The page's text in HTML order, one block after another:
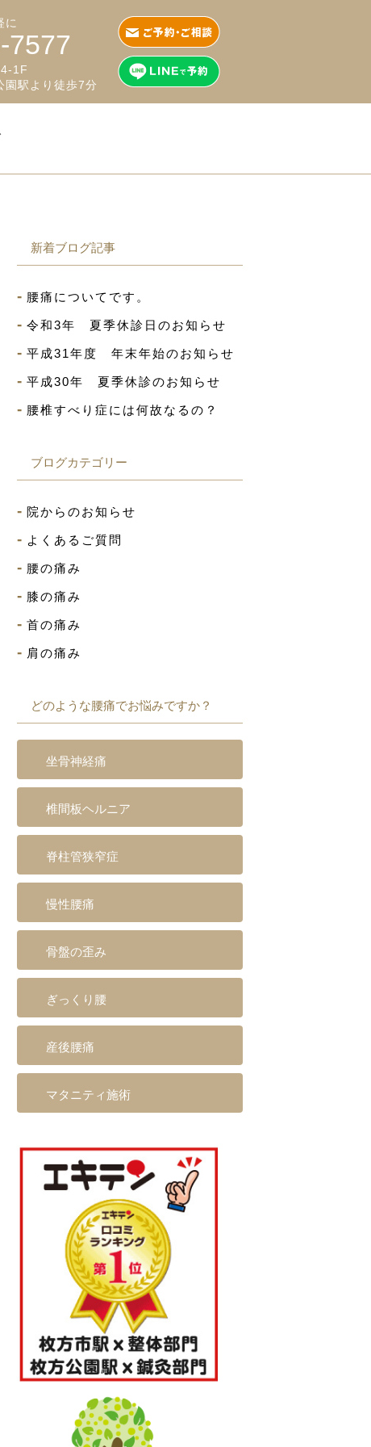
に
7577
1F
園駅より徒歩7分
新着ブログ記事
腰痛についてです。
令和3年 夏季休診日のお知らせ
平成31年度 年末年始のお知らせ
平成30年 夏季休診のお知らせ
腰椎すべり症には何故なるの？
ブログカテゴリー
院からのお知らせ
よくあるご質問
腰の痛み
膝の痛み
首の痛み
肩の痛み
どのような腰痛でお悩みですか？
坐骨神経痛
椎間板ヘルニア
脊柱管狭窄症
慢性腰痛
骨盤の歪み
ぎっくり腰
産後腰痛
マタニティ施術